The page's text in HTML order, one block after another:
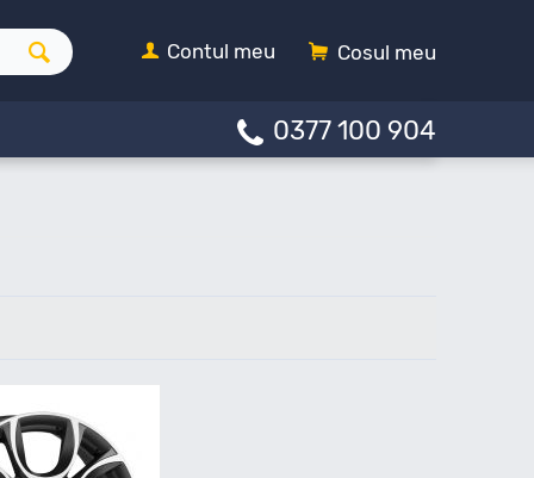
Cosul meu
Contul meu
0377 100 904